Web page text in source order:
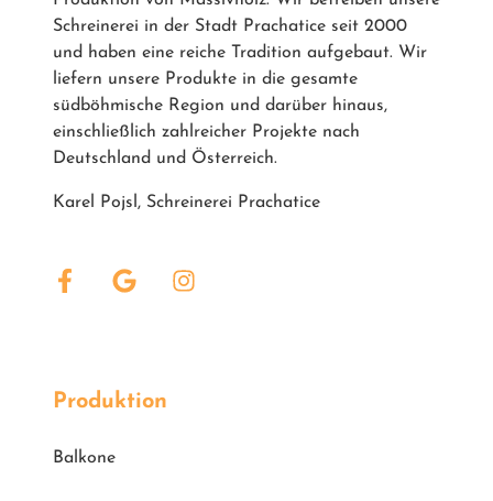
Schreinerei in der Stadt Prachatice seit 2000
und haben eine reiche Tradition aufgebaut. Wir
liefern unsere Produkte in die gesamte
südböhmische Region und darüber hinaus,
einschließlich zahlreicher Projekte nach
Deutschland und Österreich.
Karel Pojsl, Schreinerei Prachatice
Produktion
Balkone